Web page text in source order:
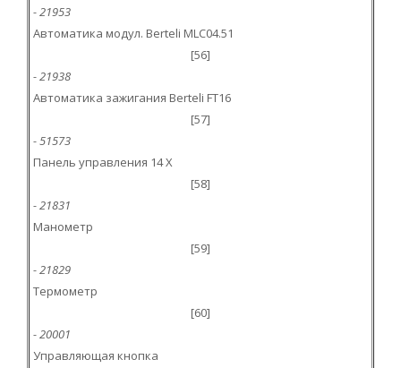
- 21953
Автоматика модул. Berteli MLC04.51
[56]
- 21938
Автоматика зажигания Berteli FT16
[57]
- 51573
Панель управления 14 X
[58]
- 21831
Манометр
[59]
- 21829
Термометр
[60]
- 20001
Управляющая кнопка